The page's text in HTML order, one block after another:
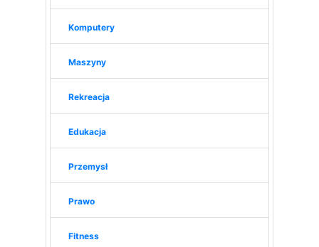
Komputery
Maszyny
Rekreacja
Edukacja
Przemysł
Prawo
Fitness